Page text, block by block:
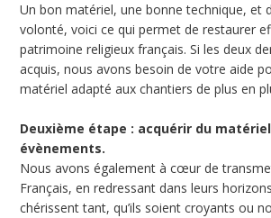
Un bon matériel, une bonne technique, et
volonté, voici ce qui permet de restaurer
patrimoine religieux français. Si les deux
acquis, nous avons besoin de votre aide
matériel adapté aux chantiers de plus en
Deuxième étape : acquérir du
évènements.
Nous avons également à cœur de
Français, en redressant dans leurs
chérissent tant, qu’ils soient croyants ou